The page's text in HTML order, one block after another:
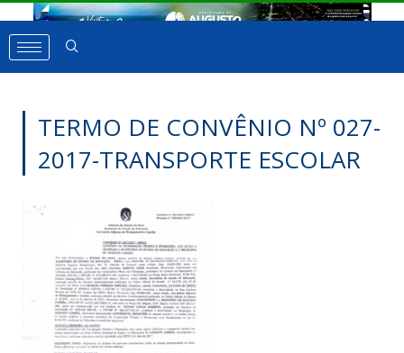
TERMO DE CONVÊNIO Nº 027-
2017-TRANSPORTE ESCOLAR